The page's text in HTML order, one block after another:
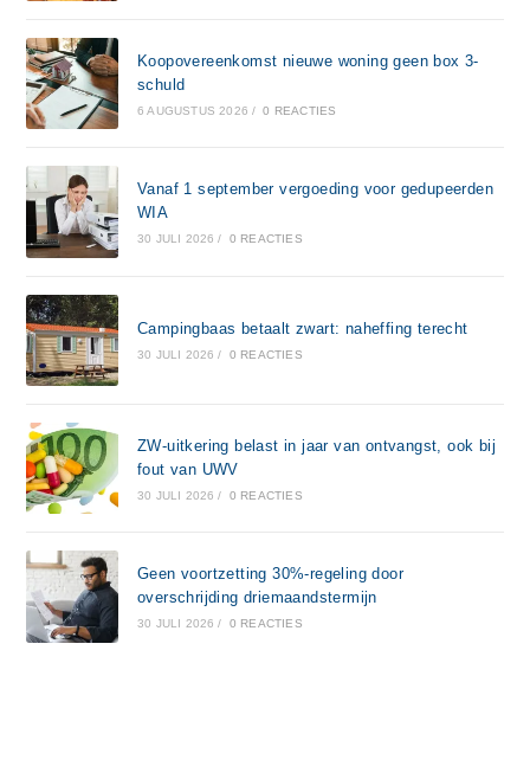
Koopovereenkomst nieuwe woning geen box 3-
schuld
6 AUGUSTUS 2026 / 0 REACTIES
Vanaf 1 september vergoeding voor gedupeerden
WIA
30 JULI 2026 / 0 REACTIES
Campingbaas betaalt zwart: naheffing terecht
30 JULI 2026 / 0 REACTIES
ZW-uitkering belast in jaar van ontvangst, ook bij
fout van UWV
30 JULI 2026 / 0 REACTIES
Geen voortzetting 30%-regeling door
overschrijding driemaandstermijn
30 JULI 2026 / 0 REACTIES